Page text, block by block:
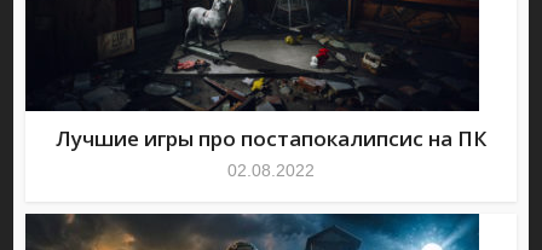
Лучшие игры про постапокалипсис на ПК
02.08.2022